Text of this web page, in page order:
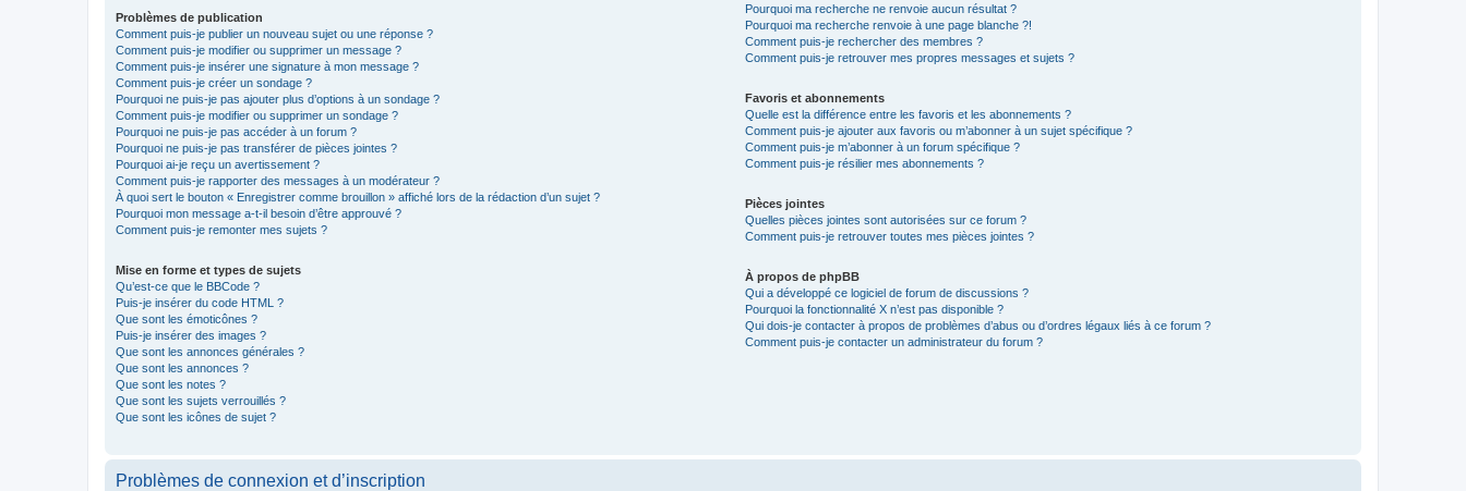
Problèmes de publication
Comment puis-je publier un nouveau sujet ou une réponse ?
Comment puis-je modifier ou supprimer un message ?
Comment puis-je insérer une signature à mon message ?
Comment puis-je créer un sondage ?
Pourquoi ne puis-je pas ajouter plus d’options à un sondage ?
Comment puis-je modifier ou supprimer un sondage ?
Pourquoi ne puis-je pas accéder à un forum ?
Pourquoi ne puis-je pas transférer de pièces jointes ?
Pourquoi ai-je reçu un avertissement ?
Comment puis-je rapporter des messages à un modérateur ?
À quoi sert le bouton « Enregistrer comme brouillon » affiché lors de la rédaction d’un sujet ?
Pourquoi mon message a-t-il besoin d’être approuvé ?
Comment puis-je remonter mes sujets ?
Mise en forme et types de sujets
Qu’est-ce que le BBCode ?
Puis-je insérer du code HTML ?
Que sont les émoticônes ?
Puis-je insérer des images ?
Que sont les annonces générales ?
Que sont les annonces ?
Que sont les notes ?
Que sont les sujets verrouillés ?
Que sont les icônes de sujet ?
Pourquoi ma recherche ne renvoie aucun résultat ?
Pourquoi ma recherche renvoie à une page blanche ?!
Comment puis-je rechercher des membres ?
Comment puis-je retrouver mes propres messages et sujets ?
Favoris et abonnements
Quelle est la différence entre les favoris et les abonnements ?
Comment puis-je ajouter aux favoris ou m’abonner à un sujet spécifique ?
Comment puis-je m’abonner à un forum spécifique ?
Comment puis-je résilier mes abonnements ?
Pièces jointes
Quelles pièces jointes sont autorisées sur ce forum ?
Comment puis-je retrouver toutes mes pièces jointes ?
À propos de phpBB
Qui a développé ce logiciel de forum de discussions ?
Pourquoi la fonctionnalité X n’est pas disponible ?
Qui dois-je contacter à propos de problèmes d’abus ou d’ordres légaux liés à ce forum ?
Comment puis-je contacter un administrateur du forum ?
Problèmes de connexion et d’inscription